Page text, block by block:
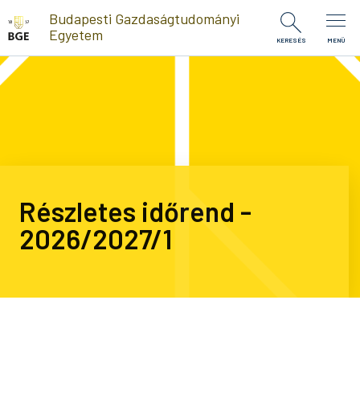
Ugrás a tartalomra
Budapesti Gazdaságtudományi
Egyetem
KERESÉS MENÜ
Részletes időrend -
2026/2027/1